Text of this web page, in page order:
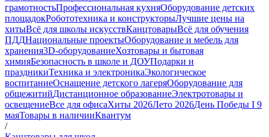
грамотностьПрофессиональная кухняОборудование детских
площадокРобототехника и конструкторыЛучшие цены на
хитыВсё для школы искусствКанцтоварыВсё для обучения
ПДДНациональные проектыОборудование и мебель для
хранения3D-оборудованиеХозтовары и бытовая
химияБезопасность в школе и ДОУПодарки и
праздникиТехника и электроникаЭкологическое
воспитаниеОснащение детского лагеряОборудование для
общежитийДистанционное образованиеЭлектротовары и
освещениеВсе для офисаХиты 2026Лето 2026День Победы I 9
маяТовары в наличииКвантум
/